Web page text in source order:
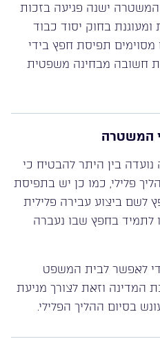
ישנה פגיעה בזכות
ומעוגנת בחוק יסוד כבוד
תפיסת חפץ בידי
חשובה מבחינה משפטית
המשטרה
בין היתר להבטיח כי
פלילי, כמו כן יש בתפיסת
לשם ביצוע עבירה פלילית
לתמיד בחפץ שבו נעברה
לאפשר לבית המשפט
המדינה וזאת לצורך מניעת
בסיום ההליך הפלילי.